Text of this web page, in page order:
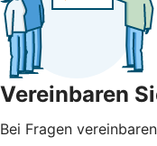
Vereinbaren
Bei Fragen